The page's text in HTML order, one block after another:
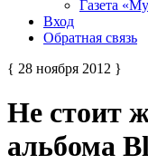
Газета
Вход
Обратная связь
{ 28 ноября 2012 }
Не стоит
альбома